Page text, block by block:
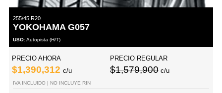
255/45 R20
YOKOHAMA G057
USO:Autopista (H/T)
PRECIO AHORA
$1,390,312 c/u
PRECIO REGULAR
$1,579,900 c/u
IVA INCLUIDO | NO INCLUYE RIN